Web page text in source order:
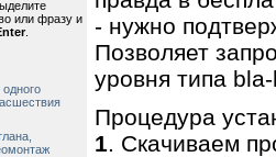
или фразу и
.
одного
- нужно
Позволяет
уровня типа
Процедура
1. Скачиваем